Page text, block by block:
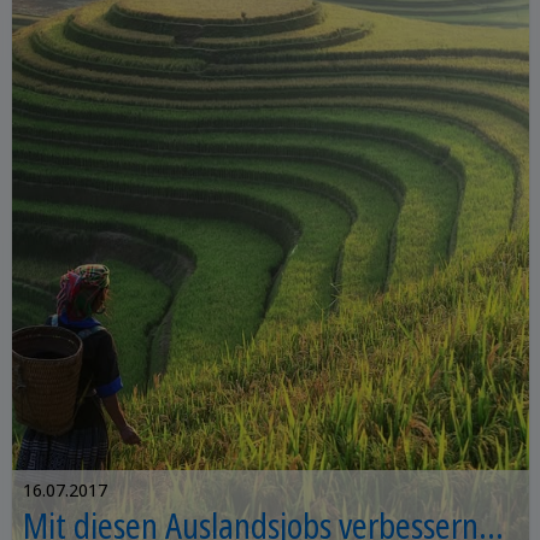
erfolgreiche Strategie zur Hand.
16.07.2017
Mit diesen Auslandsjobs verbessern